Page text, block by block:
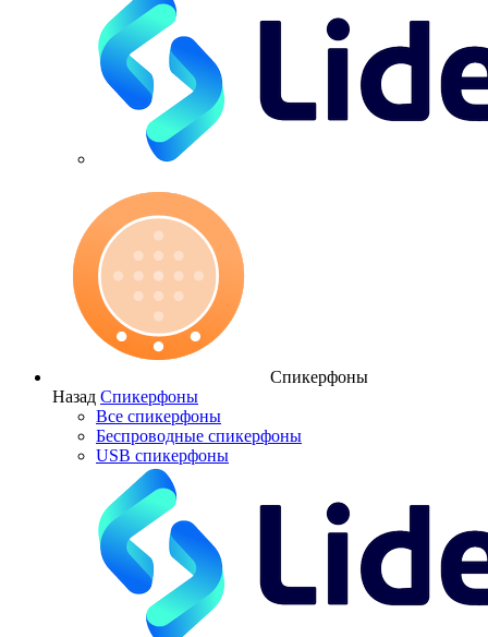
Спикерфоны
Назад Спикерфоны
Все спикерфоны
Беспроводные спикерфоны
USB спикерфоны